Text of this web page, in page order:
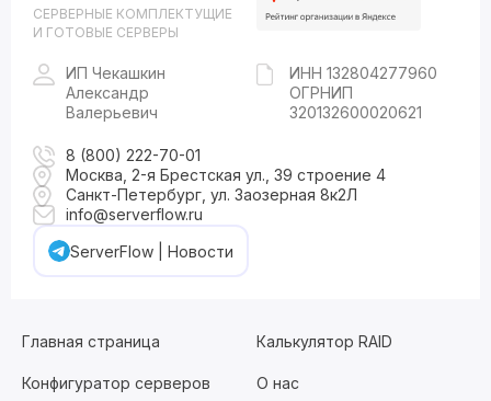
СЕРВЕРНЫЕ КОМПЛЕКТУЩИЕ
И ГОТОВЫЕ СЕРВЕРЫ
ИП Чекашкин
Александр
Валерьевич
ИНН 132804277960
ОГРНИП
320132600020621
8 (800) 222-70-01
Москва, 2-я Брестская ул., 39 строение 4
Санкт-Петербург, ул. Заозерная 8к2Л
info@serverflow.ru
ServerFlow | Новости
Главная страница Калькулятор RAID
Конфигуратор серверов О нас